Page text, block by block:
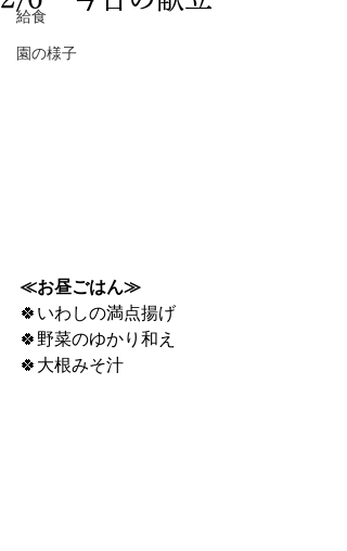
給食
園の様子
≪お昼ごはん≫
🍀いわしの満点揚げ
🍀野菜のゆかり和え
🍀大根みそ汁